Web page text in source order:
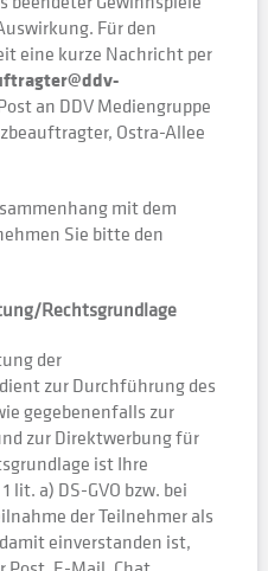
Für den
eine kurze Nachricht per
an DDV Mediengruppe
Ostra-Allee
mit dem
Sie bitte den
Rechtsgrundlage
der
zur Durchführung des
gegebenenfalls zur
zur Direktwerbung für
ist Ihre
lit. a) DS-GVO bzw. bei
der Teilnehmer als
einverstanden ist,